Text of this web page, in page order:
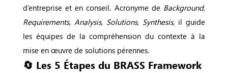
d’entreprise et en conseil. Acronyme de Background,
Requirements, Analysis, Solutions, Synthesis, il guide
les équipes de la compréhension du contexte à la
mise en œuvre de solutions pérennes.
🔄 Les 5 Étapes du BRASS Framework